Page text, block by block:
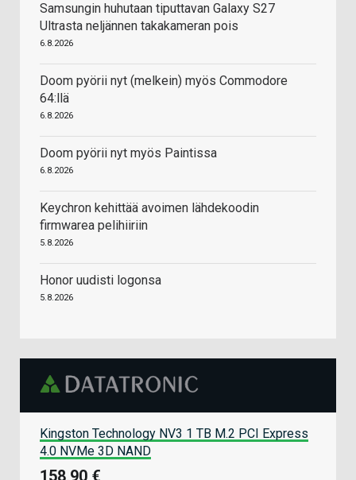
Samsungin huhutaan tiputtavan Galaxy S27
Ultrasta neljännen takakameran pois
6.8.2026
Doom pyörii nyt (melkein) myös Commodore
64:llä
6.8.2026
Doom pyörii nyt myös Paintissa
6.8.2026
Keychron kehittää avoimen lähdekoodin
firmwarea pelihiiriin
5.8.2026
Honor uudisti logonsa
5.8.2026
Kingston Technology NV3 1 TB M.2 PCI Express
4.0 NVMe 3D NAND
158,90 €